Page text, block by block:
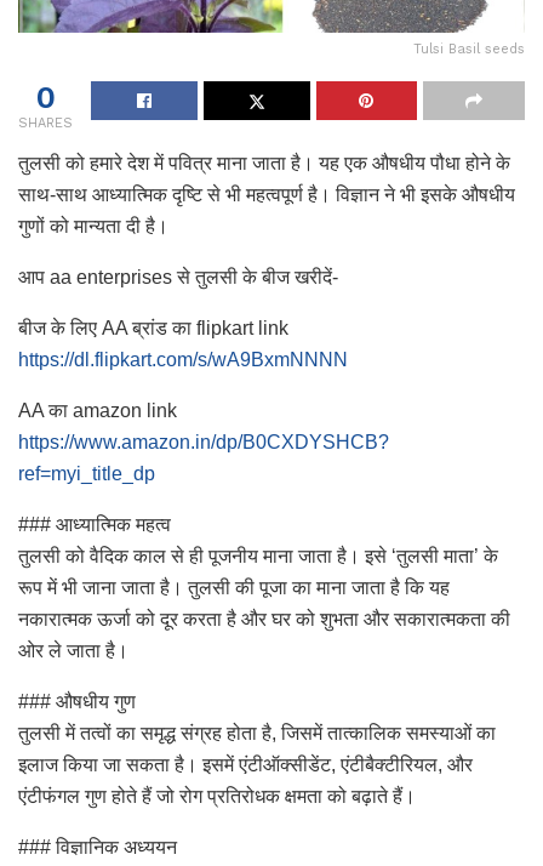
Tulsi Basil seeds
0
SHARES
तुलसी को हमारे देश में पवित्र माना जाता है। यह एक औषधीय पौधा होने के
साथ-साथ आध्यात्मिक दृष्टि से भी महत्वपूर्ण है। विज्ञान ने भी इसके औषधीय
गुणों को मान्यता दी है।
आप aa enterprises से तुलसी के बीज खरीदें-
बीज के लिए AA ब्रांड का flipkart link
https://dl.flipkart.com/s/wA9BxmNNNN
AA का amazon link
https://www.amazon.in/dp/B0CXDYSHCB?
ref=myi_title_dp
### आध्यात्मिक महत्व
तुलसी को वैदिक काल से ही पूजनीय माना जाता है। इसे ‘तुलसी माता’ के
रूप में भी जाना जाता है। तुलसी की पूजा का माना जाता है कि यह
नकारात्मक ऊर्जा को दूर करता है और घर को शुभता और सकारात्मकता की
ओर ले जाता है।
### औषधीय गुण
तुलसी में तत्वों का समृद्ध संग्रह होता है, जिसमें तात्कालिक समस्याओं का
इलाज किया जा सकता है। इसमें एंटीऑक्सीडेंट, एंटीबैक्टीरियल, और
एंटीफंगल गुण होते हैं जो रोग प्रतिरोधक क्षमता को बढ़ाते हैं।
### विज्ञानिक अध्ययन